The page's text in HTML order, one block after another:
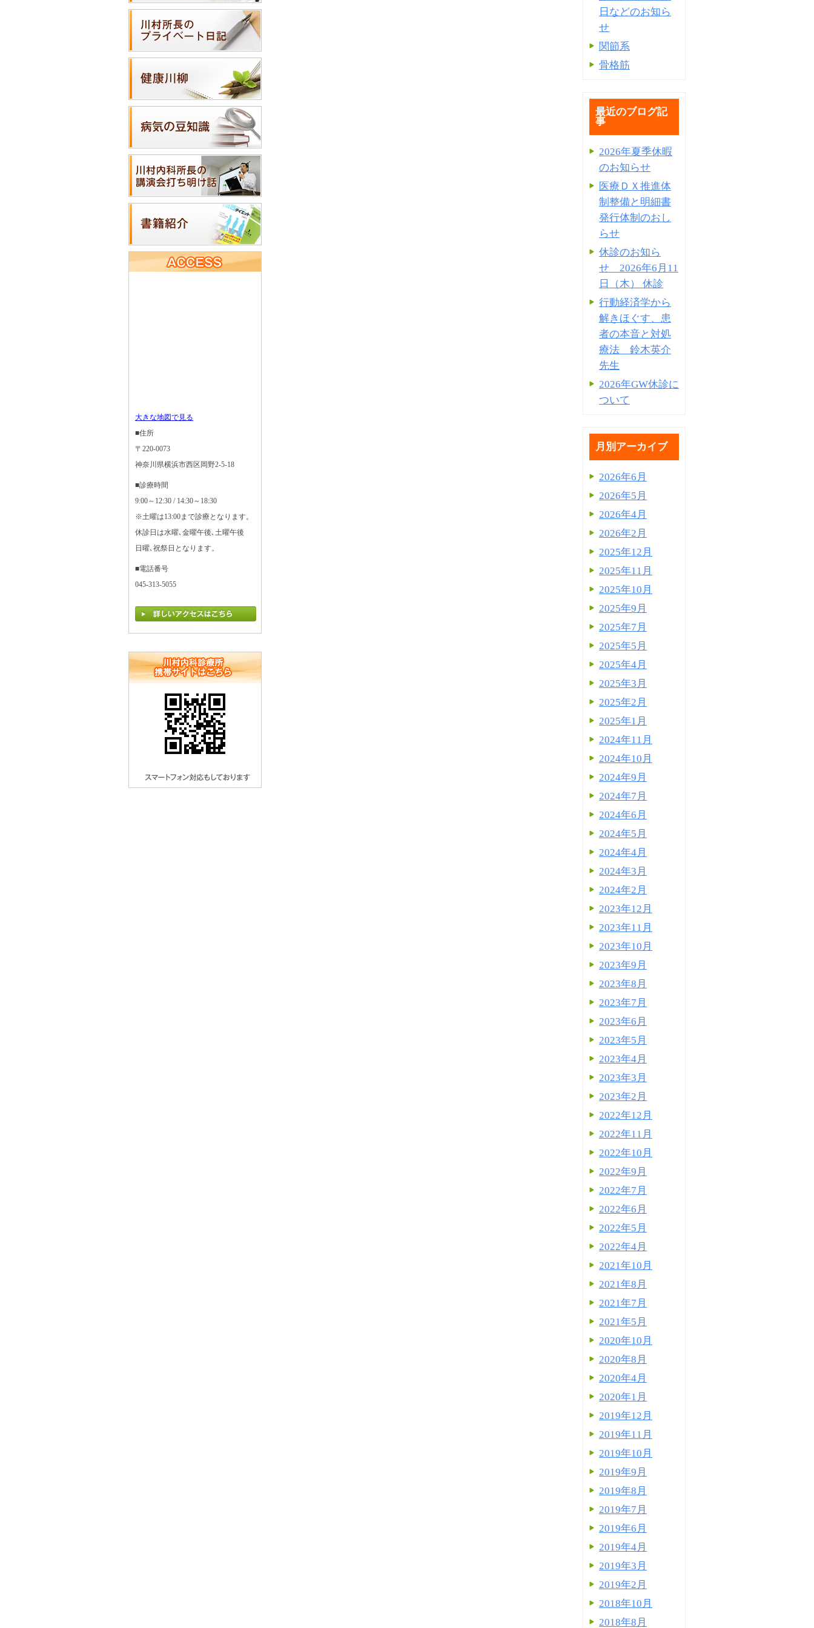
日などのお知ら
せ
関節系
骨格筋
最近のブログ記
事
2026年夏季休暇
のお知らせ
医療ＤＸ推進体
制整備と明細書
発⾏体制のおし
らせ
休診のお知ら
せ 2026年6月11
日（木） 休診
行動経済学から
解きほぐす、患
者の本音と対処
療法 鈴木英介
先生
2026年GW休診に
ついて
月別アーカイブ
2026年6月
2026年5月
2026年4月
2026年2月
2025年12月
2025年11月
2025年10月
2025年9月
2025年7月
2025年5月
2025年4月
2025年3月
2025年2月
2025年1月
2024年11月
2024年10月
2024年9月
2024年7月
2024年6月
2024年5月
2024年4月
2024年3月
2024年2月
2023年12月
2023年11月
2023年10月
2023年9月
2023年8月
2023年7月
2023年6月
2023年5月
2023年4月
2023年3月
2023年2月
2022年12月
2022年11月
2022年10月
2022年9月
2022年7月
2022年6月
2022年5月
2022年4月
2021年10月
2021年8月
2021年7月
2021年5月
2020年10月
2020年8月
2020年4月
2020年1月
2019年12月
2019年11月
2019年10月
2019年9月
2019年8月
2019年7月
2019年6月
2019年4月
2019年3月
2019年2月
2018年10月
2018年8月
大きな地図で見る
■住所
〒220-0073
神奈川県横浜市西区岡野2-5-18
■診療時間
9:00～12:30 / 14:30～18:30
※土曜は13:00まで診療となります。
休診日は水曜､金曜午後､土曜午後
日曜､祝祭日となります。
■電話番号
045-313-5055